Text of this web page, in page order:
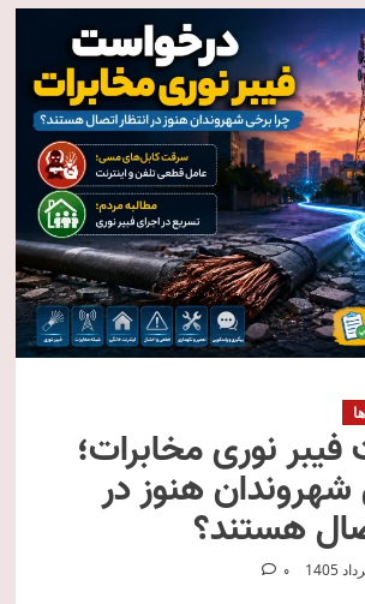
نوری مخابرات؛
هنوز در
هستند؟
0